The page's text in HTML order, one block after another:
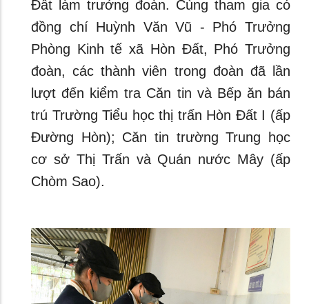
Đất làm trưởng đoàn. Cùng tham gia có
đồng chí Huỳnh Văn Vũ - Phó Trưởng
Phòng Kinh tế xã Hòn Đất, Phó Trưởng
đoàn, các thành viên trong đoàn đã lần
lượt đến kiểm tra Căn tin và Bếp ăn bán
trú Trường Tiểu học thị trấn Hòn Đất I (ấp
Đường Hòn); Căn tin trường Trung học
cơ sở Thị Trấn và Quán nước Mây (ấp
Chòm Sao).